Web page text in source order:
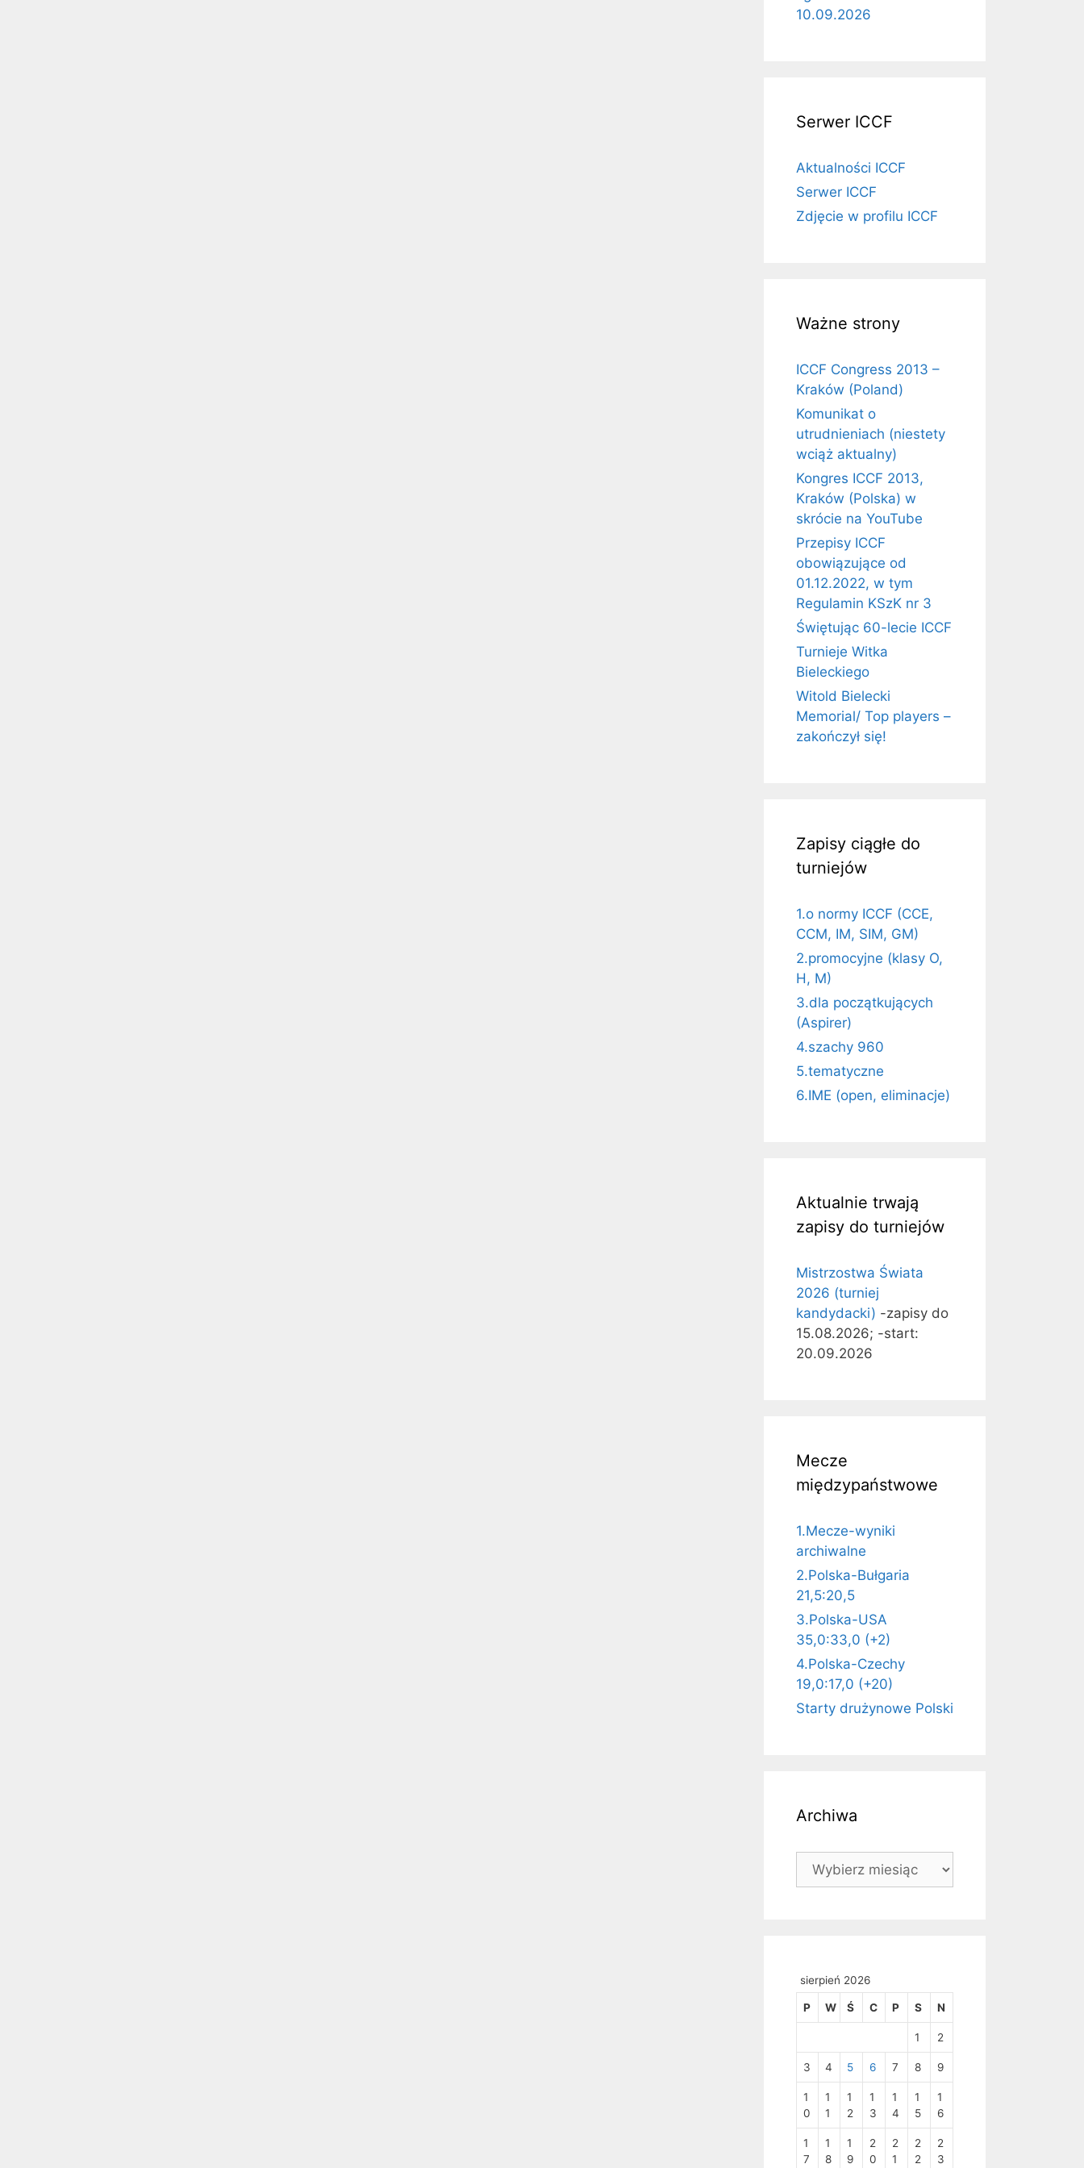
10.09.2026
Serwer ICCF
Aktualności ICCF
Serwer ICCF
Zdjęcie w profilu ICCF
Ważne strony
ICCF Congress 2013 –
Kraków (Poland)
Komunikat o
utrudnieniach (niestety
wciąż aktualny)
Kongres ICCF 2013,
Kraków (Polska) w
skrócie na YouTube
Przepisy ICCF
obowiązujące od
01.12.2022, w tym
Regulamin KSzK nr 3
Świętując 60-lecie ICCF
Turnieje Witka
Bieleckiego
Witold Bielecki
Memorial/ Top players –
zakończył się!
Zapisy ciągłe do
turniejów
1.o normy ICCF (CCE,
CCM, IM, SIM, GM)
2.promocyjne (klasy O,
H, M)
3.dla początkujących
(Aspirer)
4.szachy 960
5.tematyczne
6.IME (open, eliminacje)
Aktualnie trwają
zapisy do turniejów
Mistrzostwa Świata
2026 (turniej
kandydacki) -zapisy do
15.08.2026; -start:
20.09.2026
Mecze
międzypaństwowe
1.Mecze-wyniki
archiwalne
2.Polska-Bułgaria
21,5:20,5
3.Polska-USA
35,0:33,0 (+2)
4.Polska-Czechy
19,0:17,0 (+20)
Starty drużynowe Polski
Archiwa
Archiwa
sierpień 2026
P W Ś C P S N
1 2
3 4 5 6 7 8 9
1
0
1
1
1
2
1
3
1
4
1
5
1
6
1
7
1
8
1
9
2
0
2
1
2
2
2
3